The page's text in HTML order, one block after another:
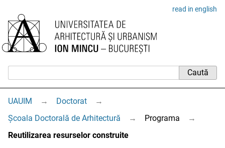
read in english
UAUIM → Doctorat
→
Școala Doctorală de Arhitectură
→ Programa
→
Reutilizarea resurselor construite